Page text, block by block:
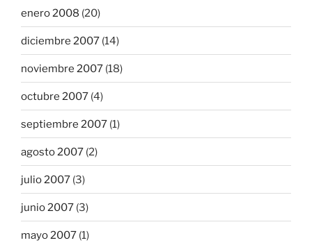
enero 2008 (20)
diciembre 2007 (14)
noviembre 2007 (18)
octubre 2007 (4)
septiembre 2007 (1)
agosto 2007 (2)
julio 2007 (3)
junio 2007 (3)
mayo 2007 (1)